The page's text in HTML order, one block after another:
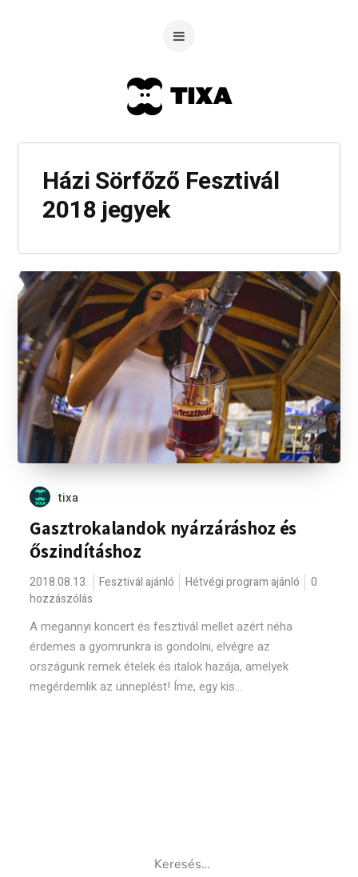
Házi Sörfőző Fesztivál
2018 jegyek
tixa
Gasztrokalandok nyárzáráshoz és
őszindításhoz
2018.08.13. Fesztivál ajánló Hétvégi program ajánló
0
hozzászólás
A megannyi koncert és fesztivál mellet azért néha
érdemes a gyomrunkra is gondolni, elvégre az
országunk remek ételek és italok hazája, amelyek
megérdemlik az ünneplést! Íme, egy kis...